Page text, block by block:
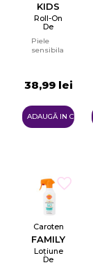
KIDS
Roll-On
De
Solară
Pentru
Piele
sensibila
38,99 lei
ADAUGĂ IN COŞ
Caroten
FAMILY
Loțiune
De